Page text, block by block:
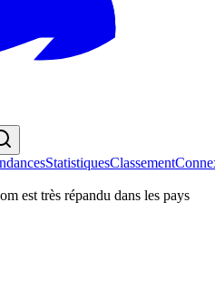
StatistiquesClassement
est très répandu dans les pays